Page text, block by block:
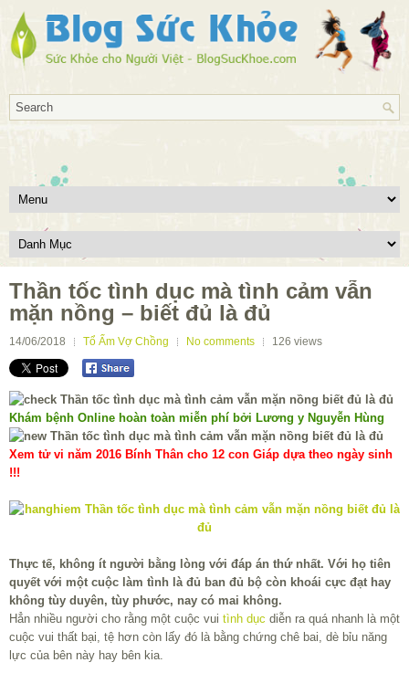
Thần tốc tình dục mà tình cảm vẫn
mặn nồng – biết đủ là đủ
14/06/2018 Tổ Ấm Vợ Chồng No comments 126 views
Khám bệnh Online hoàn toàn miễn phí bởi Lương y Nguyễn Hùng
Xem tử vi năm 2016 Bính Thân cho 12 con Giáp dựa theo ngày sinh
!!!
Thực tế, không ít người bằng lòng với đáp án thứ nhất. Với họ tiên
quyết với một cuộc làm tình là đủ ban đủ bộ còn khoái cực đạt hay
không tùy duyên, tùy phước, nay có mai không.
Hẳn nhiều người cho rằng một cuộc vui tình dục diễn ra quá nhanh là một
cuộc vui thất bại, tệ hơn còn lấy đó là bằng chứng chê bai, dè bỉu năng
lực của bên này hay bên kia.